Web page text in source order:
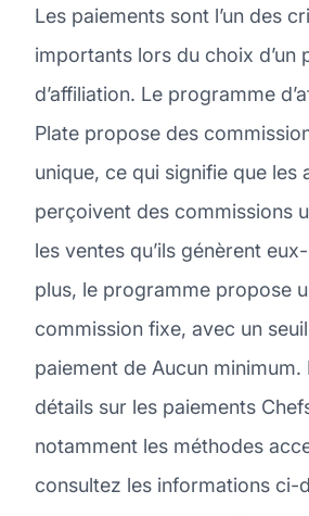
Les paiements sont l’un des
importants lors du choix d’un
d’affiliation. Le programme
Plate propose des
unique, ce qui signifie que les
perçoivent des commissions
les ventes qu’ils génèrent
plus, le programme propose
commission fixe, avec un
paiement de Aucun minimum.
détails sur les paiements
notamment les méthodes
consultez les informations ci-